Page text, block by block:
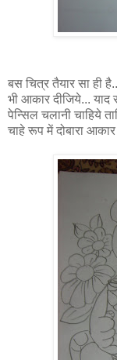
बस चित्र तैयार सा ही
भी आकार दीजिये... याद
पेन्सिल चलानी चाहिये
चाहे रूप में दोबारा